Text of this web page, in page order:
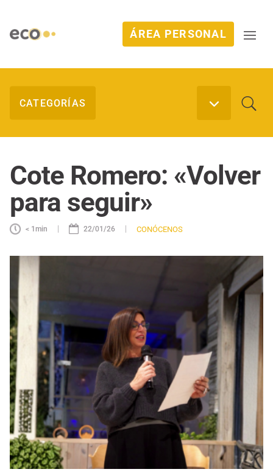
ÁREA PERSONAL
Cote Romero: «Volver
para seguir»
< 1 min | 22/01/26 | CONÓCENOS